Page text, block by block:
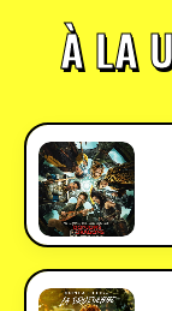
À LA